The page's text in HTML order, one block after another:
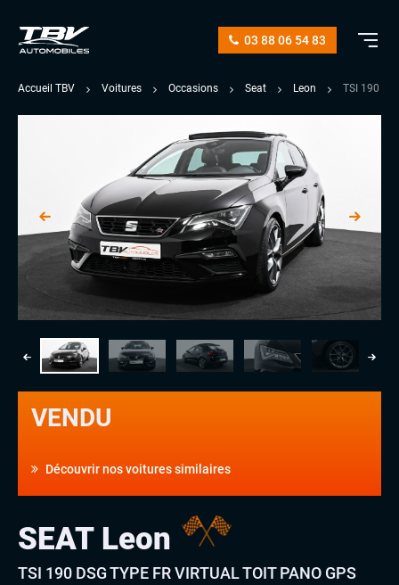
03 88 06 54 83
Accueil TBV Voitures Occasions Seat Leon TSI 190
VENDU
Découvrir nos voitures similaires
SEAT Leon
TSI 190 DSG TYPE FR VIRTUAL TOIT PANO GPS